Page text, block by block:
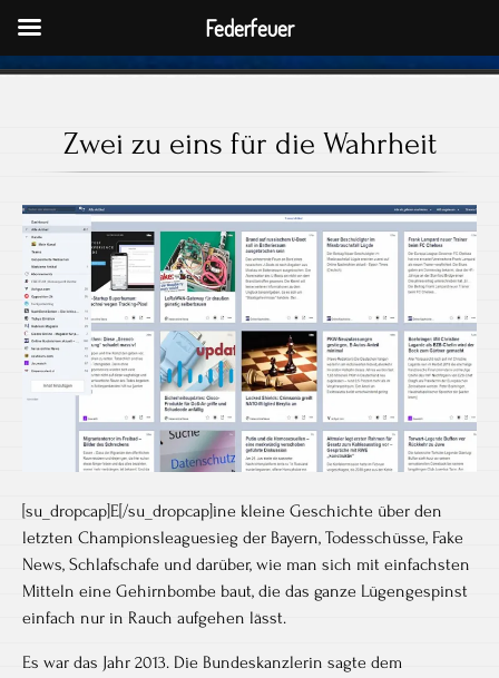
Zwei zu eins für die Wahrheit
[su_dropcap]E[/su_dropcap]ine kleine Geschichte über den
letzten Championsleaguesieg der Bayern, Todesschüsse, Fake
News, Schlafschafe und darüber, wie man sich mit einfachsten
Mitteln eine Gehirnbombe baut, die das ganze Lügengespinst
einfach nur in Rauch aufgehen lässt.
Es war das Jahr 2013. Die Bundeskanzlerin sagte dem
Federfeuer